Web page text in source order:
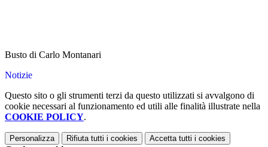
Busto di Carlo Montanari
Notizie
Questo sito o gli strumenti terzi da questo utilizzati si avvalgono di
cookie necessari al funzionamento ed utili alle finalità illustrate nella
COOKIE POLICY.
Personalizza Rifiuta tutti i cookies Accetta tutti i cookies